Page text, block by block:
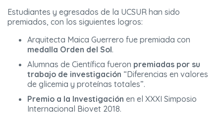
Estudiantes y egresados de la UCSUR han sido
premiados, con los siguientes logros:
Arquitecta Maica Guerrero fue premiada con
medalla Orden del Sol.
Alumnas de Científica fueron premiadas por su
trabajo de investigación “Diferencias en valores
de glicemia y proteínas totales”.
Premio a la Investigación en el XXXI Simposio
Internacional Biovet 2018.